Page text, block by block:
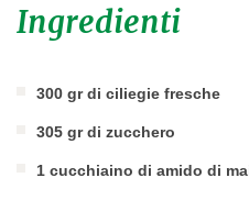
Ingredienti
300 gr di ciliegie fresche
305 gr di zucchero
1 cucchiaino di amido di